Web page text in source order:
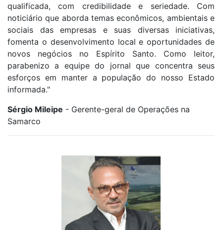
qualificada, com credibilidade e seriedade. Com
noticiário que aborda temas econômicos, ambientais e
sociais das empresas e suas diversas iniciativas,
fomenta o desenvolvimento local e oportunidades de
novos negócios no Espírito Santo. Como leitor,
parabenizo a equipe do jornal que concentra seus
esforços em manter a população do nosso Estado
informada."
Sérgio Mileipe - Gerente-geral de Operações na
Samarco